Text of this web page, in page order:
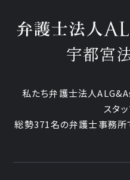
宇都宮
私たち弁護士法人
スタ
総勢371名の弁護士事務所